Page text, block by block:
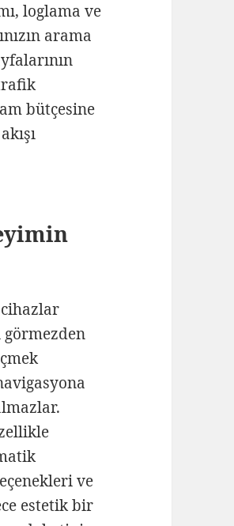
loglama ve
arama
bütçesine
ve
estetik bir